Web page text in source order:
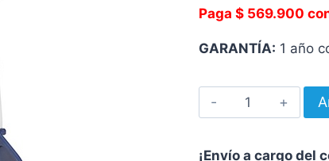
Paga $ 569.900
GARANTÍA: 1 año
SILLA
DE
¡Envío a cargo del